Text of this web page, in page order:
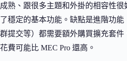
成熟、跟很多主題和外掛的相容性很
了穩定的基本功能。缺點是進階功能
群提交等）都需要額外購買擴充套件
花費可能比 MEC Pro 還高。